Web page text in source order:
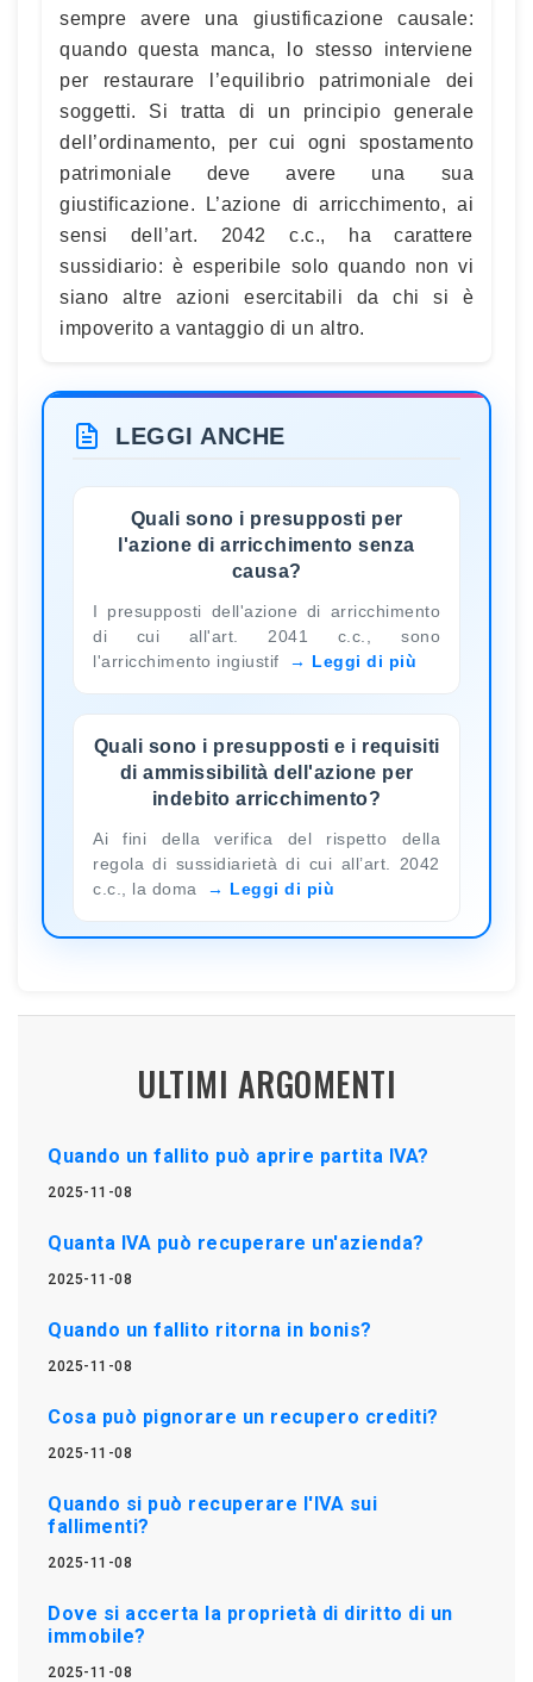
sempre avere una giustificazione causale:
quando questa manca, lo stesso interviene
per restaurare l’equilibrio patrimoniale dei
soggetti. Si tratta di un principio generale
dell’ordinamento, per cui ogni spostamento
patrimoniale deve avere una sua
giustificazione. L’azione di arricchimento, ai
sensi dell’art. 2042 c.c., ha carattere
sussidiario: è esperibile solo quando non vi
siano altre azioni esercitabili da chi si è
impoverito a vantaggio di un altro.
LEGGI ANCHE
Quali sono i presupposti per
l'azione di arricchimento senza
causa?
I presupposti dell'azione di arricchimento
di cui all'art. 2041 c.c., sono
l'arricchimento ingiustif
Leggi di più
Quali sono i presupposti e i requisiti
di ammissibilità dell'azione per
indebito arricchimento?
Ai fini della verifica del rispetto della
regola di sussidiarietà di cui all’art. 2042
c.c., la doma
Leggi di più
ULTIMI ARGOMENTI
Quando un fallito può aprire partita IVA?
2025-11-08
Quanta IVA può recuperare un'azienda?
2025-11-08
Quando un fallito ritorna in bonis?
2025-11-08
Cosa può pignorare un recupero crediti?
2025-11-08
Quando si può recuperare l'IVA sui
fallimenti?
2025-11-08
Dove si accerta la proprietà di diritto di un
immobile?
2025-11-08